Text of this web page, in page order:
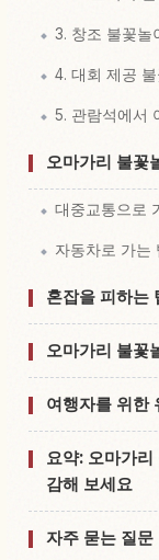
3. 창조 불꽃놀
4. 대회 제공
5. 관람석에서
오마가리 불꽃
대중교통으로
자동차로 가는
혼잡을 피하는
오마가리 불꽃
여행자를 위한
요약: 오마가
감해 보세요
자주 묻는 질문